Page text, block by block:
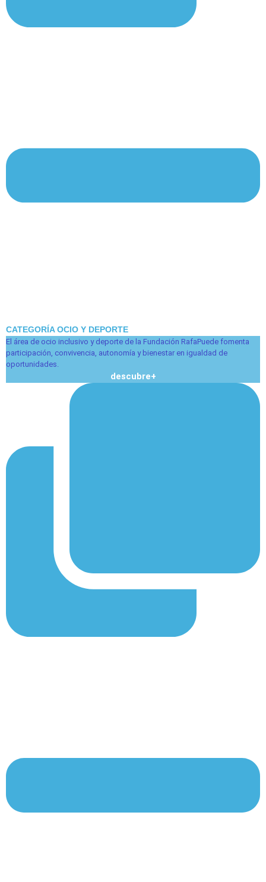
CATEGORÍA OCIO Y DEPORTE
El área de ocio inclusivo y deporte de la Fundación RafaPuede fomenta
participación, convivencia, autonomía y bienestar en igualdad de
oportunidades.
descubre+